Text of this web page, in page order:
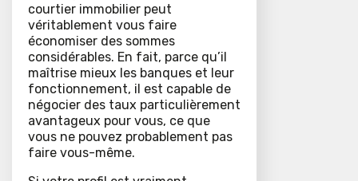
courtier immobilier peut
véritablement vous faire
économiser des sommes
considérables. En fait, parce qu’il
maîtrise mieux les banques et leur
fonctionnement, il est capable de
négocier des taux particulièrement
avantageux pour vous, ce que
vous ne pouvez probablement pas
faire vous-même.